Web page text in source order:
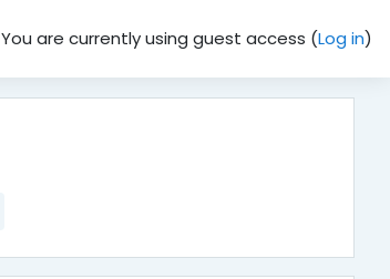
You are currently using guest access (Log in)